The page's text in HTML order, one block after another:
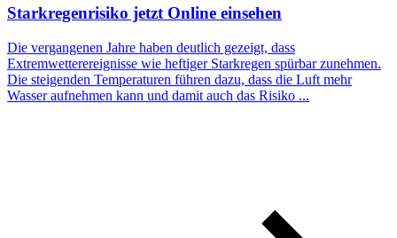
Starkregenrisiko jetzt Online einsehen
Die vergangenen Jahre haben deutlich gezeigt, dass
Extremwetterereignisse wie heftiger Starkregen spürbar zunehmen.
Die steigenden Temperaturen führen dazu, dass die Luft mehr
Wasser aufnehmen kann und damit auch das Risiko ...